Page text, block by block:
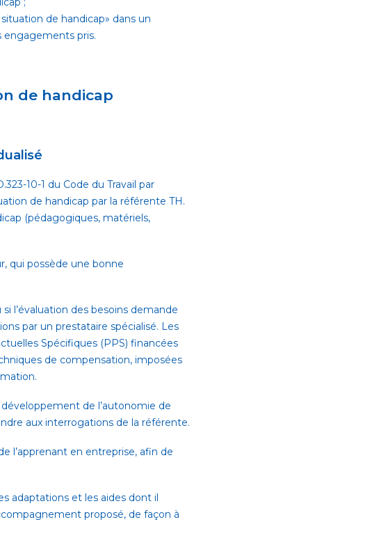
de handicap» dans un
engagements pris.
de handicap
10-1 du Code du Travail par
de handicap par la référente TH.
(pédagogiques, matériels,
qui possède une bonne
l’évaluation des besoins demande
par un prestataire spécialisé. Les
Spécifiques (PPS) financées
de compensation, imposées
de l’autonomie de
aux interrogations de la référente.
l’apprenant en entreprise, afin de
adaptations et les aides dont il
proposé, de façon à